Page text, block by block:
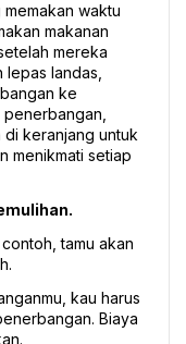
waktu
makanan
mereka
landas,
ke
di keranjang untuk
menikmati setiap
tamu akan
kau harus
Biaya